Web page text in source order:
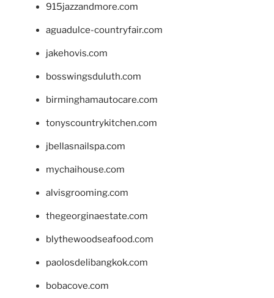
915jazzandmore.com
aguadulce-countryfair.com
jakehovis.com
bosswingsduluth.com
birminghamautocare.com
tonyscountrykitchen.com
jbellasnailspa.com
mychaihouse.com
alvisgrooming.com
thegeorginaestate.com
blythewoodseafood.com
paolosdelibangkok.com
bobacove.com